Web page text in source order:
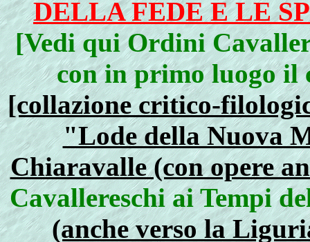
DELLA FEDE E LE
[Vedi qui Ordini
con in primo luogo il
[collazione critico-
"Lode della Nuova
Chiaravalle (con opere
Cavallereschi ai Tempi
(anche verso la